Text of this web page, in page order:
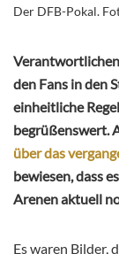
Der DFB-Pokal.
den Fans in den
einheitliche
begrüßenswert.
über das
bewiesen, dass
Arenen aktuell
Es waren Bilder,